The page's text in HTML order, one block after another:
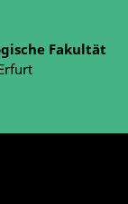
Fakultät